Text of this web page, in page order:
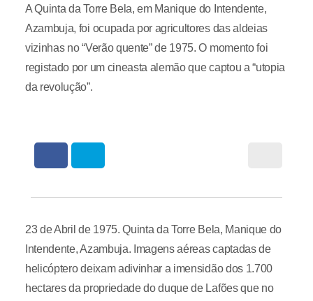
A Quinta da Torre Bela, em Manique do Intendente,
Azambuja, foi ocupada por agricultores das aldeias
vizinhas no “Verão quente” de 1975. O momento foi
registado por um cineasta alemão que captou a “utopia
da revolução”.
23 de Abril de 1975. Quinta da Torre Bela, Manique do
Intendente, Azambuja. Imagens aéreas captadas de
helicóptero deixam adivinhar a imensidão dos 1.700
hectares da propriedade do duque de Lafões que no